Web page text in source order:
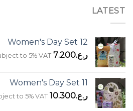
LATEST
Women's Day Set 12
ر.ع.7.200
to 5% VAT
Women's Day Set 11
ر.ع.10.300
to 5% VAT